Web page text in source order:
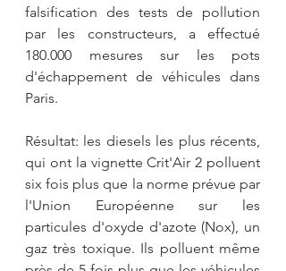
falsification des tests de pollution
par les constructeurs, a effectué
180.000 mesures sur les pots
d'échappement de véhicules dans
Paris.
Résultat: les diesels les plus récents,
qui ont la vignette Crit'Air 2 polluent
six fois plus que la norme prévue par
l'Union Européenne sur les
particules d'oxyde d'azote (Nox), un
gaz très toxique. Ils polluent même